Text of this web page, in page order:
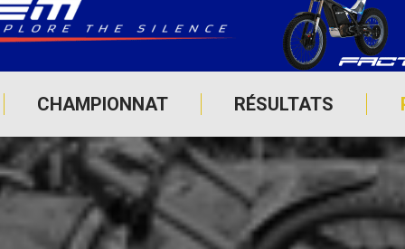
CHAMPIONNAT RÉSULTATS